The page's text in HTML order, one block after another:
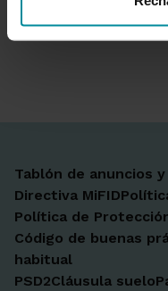
Tablón de anuncios
Directiva MiFID
Política de
Código de buenas
habitual
PSD2Cláusula suelo